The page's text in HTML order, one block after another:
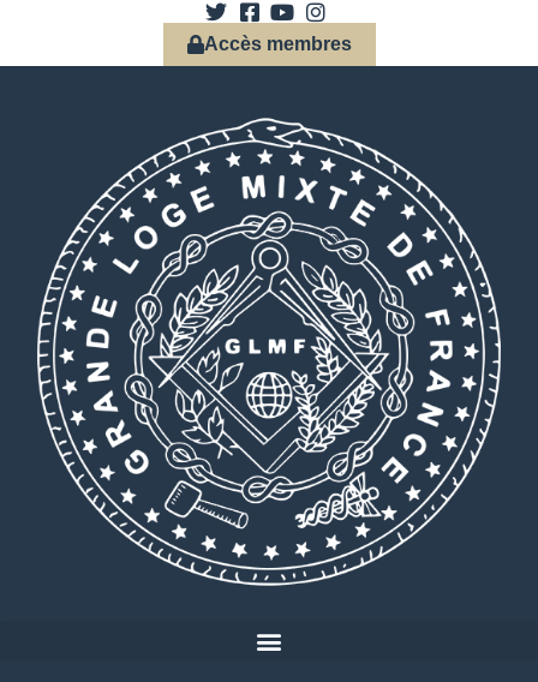
Accès membres